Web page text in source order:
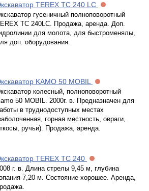
TEREX TC 240 LC
гусеничный полноповоротный
TC 240LC. Продажа, аренда. Доп.
для молота, для быстроменялы,
доп. оборудования.
KAMO 50 MOBIL
колесный, полноповоротный
50 MOBIL. 2000г. в. Предназначен для
в труднодоступных местах
горная местность, овраги,
ручьи). Продажа, аренда.
TEREX TC 240
г. в. Длина стрелы 9,45 м, глубина
7,20 м. Состояние хорошее. Аренда,